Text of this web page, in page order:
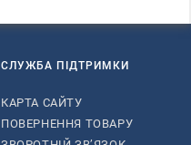
СЛУЖБА ПІДТРИМКИ
КАРТА САЙТУ
ПОВЕРНЕННЯ ТОВАРУ